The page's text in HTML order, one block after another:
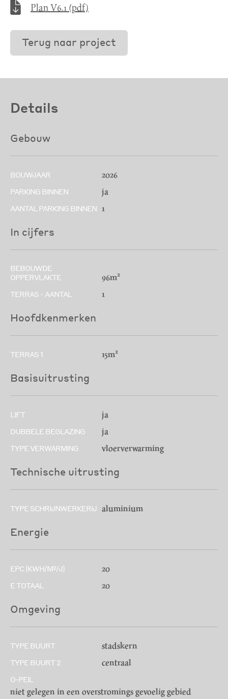
Plan V6.1 (pdf)
Terug naar project
Details
Gebouw
BOUWJAAR 2026
PARKING BINNEN ja
AANTAL PARKING BINNEN 1
In cijfers
BEBOUWDE
OPPERVLAKTE
96m²
TERRAS - AANTAL 1
Hoofdkenmerken
TERRAS 1 15m²
Basisuitrusting
LIFT ja
DUBBELE BEGLAZING ja
TYPE VERWARMING vloerverwarming
Technische uitrusting
TYPE SCHRIJNWERKERIJ aluminium
Energie
EPC (KWH/M²/J) 20
E TOTAAL 20
Omgeving
TYPE BUURT stadskern
TYPE BUURT 2 centraal
O-PEIL
niet gelegen in een overstromings gevoelig gebied